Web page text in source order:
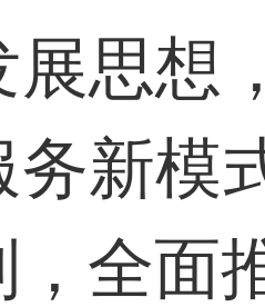
展思想
务新模
，全面